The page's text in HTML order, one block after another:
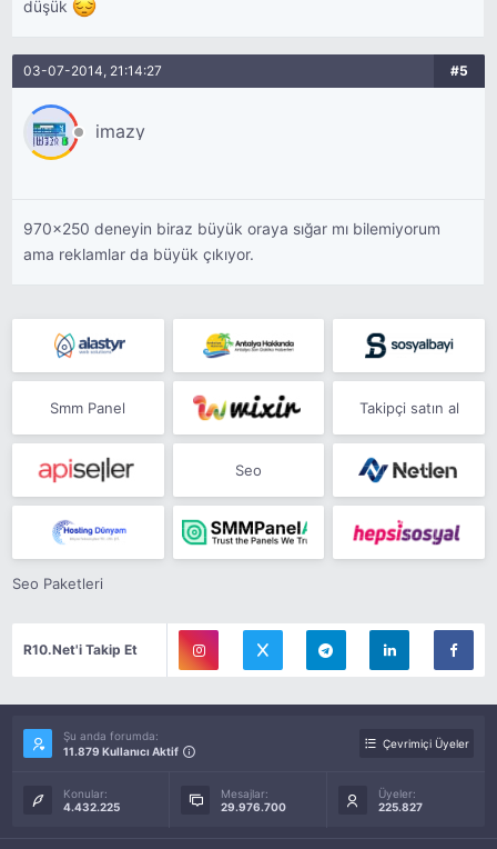
düşük
03-07-2014, 21:14:27 #5
imazy
970x250 deneyin biraz büyük oraya sığar mı bilemiyorum
ama reklamlar da büyük çıkıyor.
Smm Panel Takipçi satın al
Seo
Seo Paketleri
R10.Net'i Takip Et
Şu anda forumda:
11.879 Kullanıcı Aktif
Çevrimiçi Üyeler
Konular:
4.432.225
Mesajlar:
29.976.700
Üyeler:
225.827